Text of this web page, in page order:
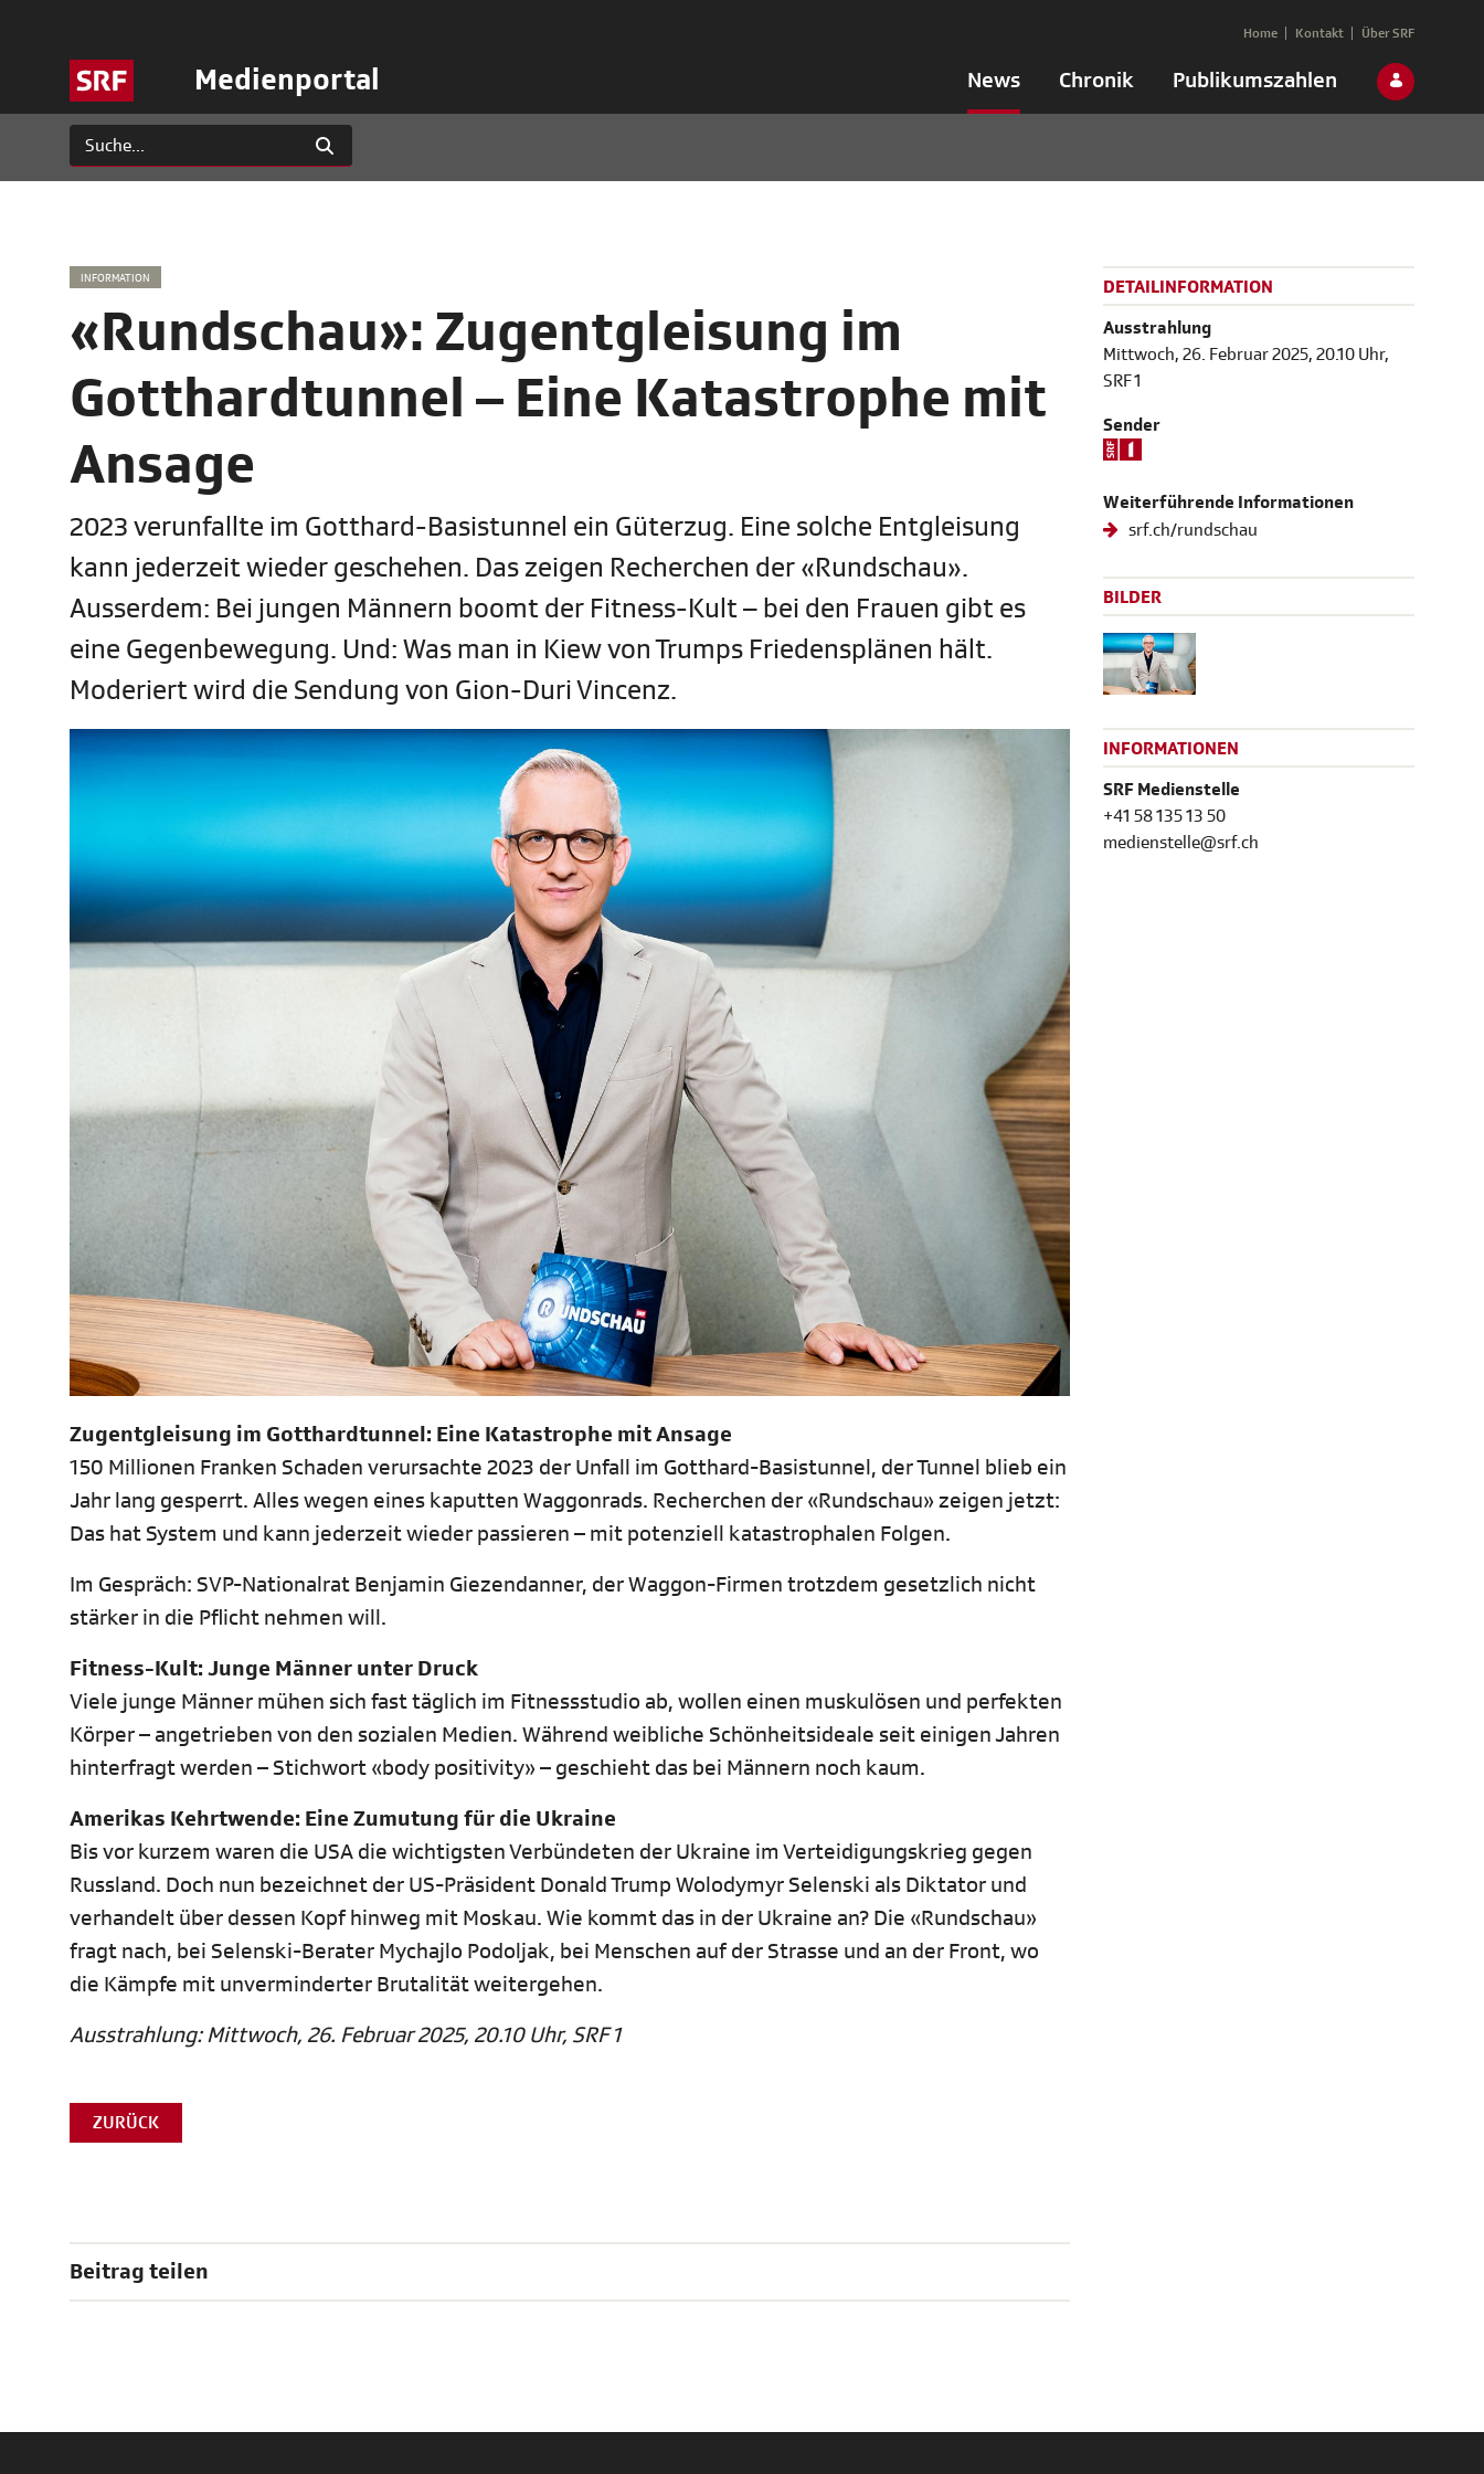
Medienportal News Chronik Publikumszahlen
Home Kontakt Über SRF
INFORMATION
«Rundschau»: Zugentgleisung im
Gotthardtunnel – Eine Katastrophe mit
Ansage
2023 verunfallte im Gotthard-Basistunnel ein Güterzug. Eine solche Entgleisung
kann jederzeit wieder geschehen. Das zeigen Recherchen der «Rundschau».
Ausserdem: Bei jungen Männern boomt der Fitness-Kult – bei den Frauen gibt es
eine Gegenbewegung. Und: Was man in Kiew von Trumps Friedensplänen hält.
Moderiert wird die Sendung von Gion-Duri Vincenz.
Zugentgleisung im Gotthardtunnel: Eine Katastrophe mit Ansage
150 Millionen Franken Schaden verursachte 2023 der Unfall im Gotthard-Basistunnel, der Tunnel blieb ein
Jahr lang gesperrt. Alles wegen eines kaputten Waggonrads. Recherchen der «Rundschau» zeigen jetzt:
Das hat System und kann jederzeit wieder passieren – mit potenziell katastrophalen Folgen.
Im Gespräch: SVP-Nationalrat Benjamin Giezendanner, der Waggon-Firmen trotzdem gesetzlich nicht
stärker in die Pflicht nehmen will.
Fitness-Kult: Junge Männer unter Druck
Viele junge Männer mühen sich fast täglich im Fitnessstudio ab, wollen einen muskulösen und perfekten
Körper – angetrieben von den sozialen Medien. Während weibliche Schönheitsideale seit einigen Jahren
hinterfragt werden – Stichwort «body positivity» – geschieht das bei Männern noch kaum.
Amerikas Kehrtwende: Eine Zumutung für die Ukraine
Bis vor kurzem waren die USA die wichtigsten Verbündeten der Ukraine im Verteidigungskrieg gegen
Russland. Doch nun bezeichnet der US-Präsident Donald Trump Wolodymyr Selenski als Diktator und
verhandelt über dessen Kopf hinweg mit Moskau. Wie kommt das in der Ukraine an? Die «Rundschau»
fragt nach, bei Selenski-Berater Mychajlo Podoljak, bei Menschen auf der Strasse und an der Front, wo
die Kämpfe mit unverminderter Brutalität weitergehen.
Ausstrahlung: Mittwoch, 26. Februar 2025, 20.10 Uhr, SRF 1
ZURÜCK
Beitrag teilen
DETAILINFORMATION
Ausstrahlung
Mittwoch, 26. Februar 2025, 20.10 Uhr,
SRF 1
Sender
Weiterführende Informationen
srf.ch/rundschau
BILDER
INFORMATIONEN
SRF Medienstelle
+41 58 135 13 50
medienstelle@srf.ch